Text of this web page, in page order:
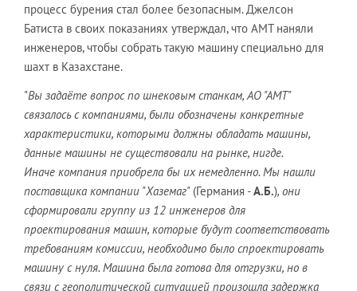
процесс бурения стал более безопасным. Джелсон
Батиста в своих показаниях утверждал, что АМТ наняли
инженеров, чтобы собрать такую машину специально для
шахт в Казахстане.
"Вы задаёте вопрос по шнековым станкам, АО "АМТ"
связалось с компаниями, были обозначены конкретные
характеристики, которыми должны обладать машины,
данные машины не существовали на рынке, нигде.
Иначе компания приобрела бы их немедленно. Мы нашли
поставщика компании "Хаземаг" (Германия -А.Б.), они
сформировали группу из 12 инженеров для
проектирования машин, которые будут соответствовать
требованиям комиссии, необходимо было спроектировать
машину с нуля. Машина была готова для отгрузки, но в
связи с геополитической ситуацией произошла задержка